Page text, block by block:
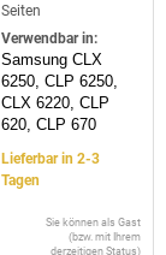
Seiten
Verwendbar in:
Samsung CLX
6250, CLP 6250,
CLX 6220, CLP
620, CLP 670
Lieferbar in 2-3
Tagen
Sie können als Gast
(bzw. mit Ihrem
derzeitigen Status)